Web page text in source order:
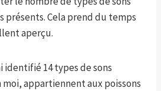
Cela prend du temps
aperçu.
14 types de sons
appartiennent aux poissons